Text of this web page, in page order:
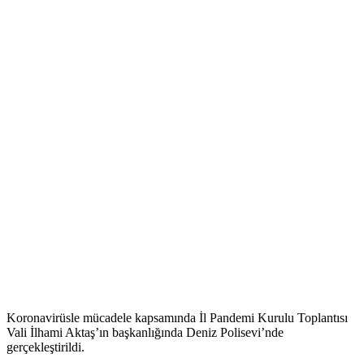
Koronavirüsle mücadele kapsamında İl Pandemi Kurulu Toplantısı
Vali İlhami Aktaş’ın başkanlığında Deniz Polisevi’nde
gerçekleştirildi.